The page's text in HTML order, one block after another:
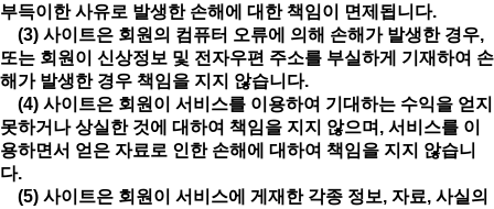
부득이한 사유로 발생한 손해에 대한 책임이 면제됩니다.
(3) 사이트은 회원의 컴퓨터 오류에 의해 손해가 발생한 경우,
또는 회원이 신상정보 및 전자우편 주소를 부실하게 기재하여 손
해가 발생한 경우 책임을 지지 않습니다.
(4) 사이트은 회원이 서비스를 이용하여 기대하는 수익을 얻지
못하거나 상실한 것에 대하여 책임을 지지 않으며, 서비스를 이
용하면서 얻은 자료로 인한 손해에 대하여 책임을 지지 않습니
다.
(5) 사이트은 회원이 서비스에 게재한 각종 정보, 자료, 사실의